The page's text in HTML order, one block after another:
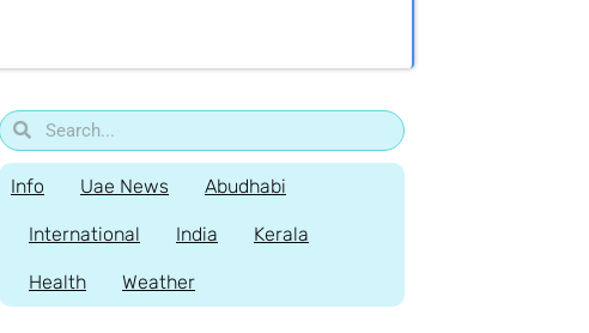
Info Uae News Abudhabi
International India Kerala
Health Weather